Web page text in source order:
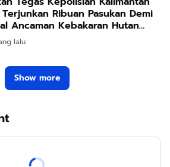
Ribuan Pasukan Demi
Ancaman Kebakaran Hutan
Kemarau Ekstrem
lalu
Show more